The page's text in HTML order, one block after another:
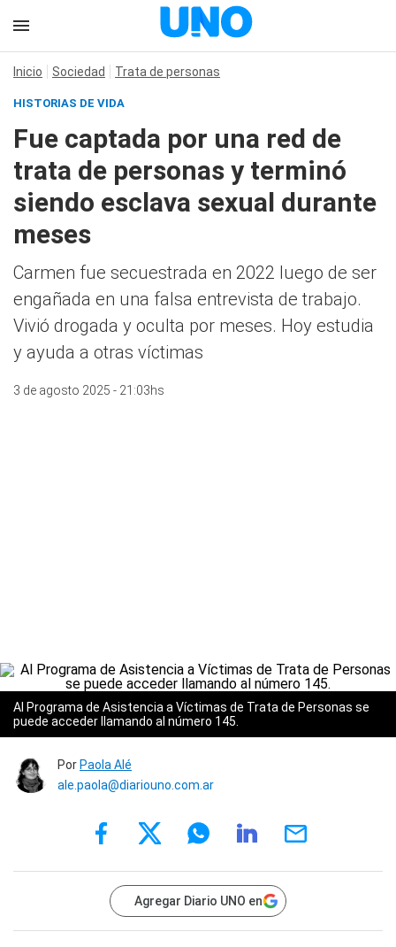
Inicio Sociedad Trata de personas
HISTORIAS DE VIDA
Fue captada por una red de
trata de personas y terminó
siendo esclava sexual durante
meses
Carmen fue secuestrada en 2022 luego de ser
engañada en una falsa entrevista de trabajo.
Vivió drogada y oculta por meses. Hoy estudia
y ayuda a otras víctimas
3 de agosto 2025 - 21:03hs
Al Programa de Asistencia a Víctimas de Trata de Personas se
puede acceder llamando al número 145.
Por Paola Alé
ale.paola@diariouno.com.ar
Agregar Diario UNO en